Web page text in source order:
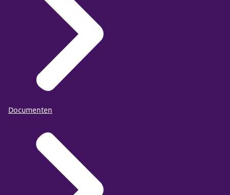
Documenten